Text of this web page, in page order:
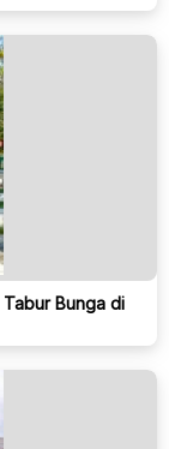
Bunga di